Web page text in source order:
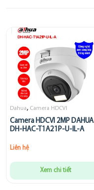
Dahua, Camera HDCVI
Camera HDCVI 2MP DAHUA
DH-HAC-T1A21P-U-IL-A
Liên hệ
Xem chi tiết